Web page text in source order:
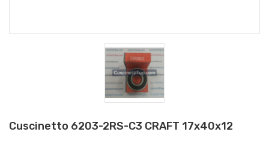
Cuscinetto 6203-2RS-C3 CRAFT 17x40x12